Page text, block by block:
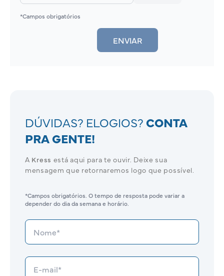
*Campos obrigatórios
ENVIAR
DÚVIDAS? ELOGIOS? CONTA
PRA GENTE!
A Kress está aqui para te ouvir. Deixe sua
mensagem que retornaremos logo que possível.
*Campos obrigatórios. O tempo de resposta pode variar a
depender do dia da semana e horário.